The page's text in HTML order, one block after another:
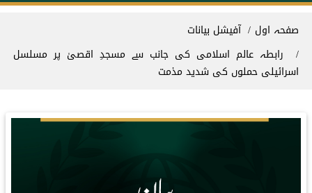
Breadcrumb
صفحہ اول
آفیشل بیانات
رابطہ عالم اسلامی کی جانب سے مسجدِ اقصیٰ پر مسلسل
اسرائیلی حملوں کی شدید مذمت